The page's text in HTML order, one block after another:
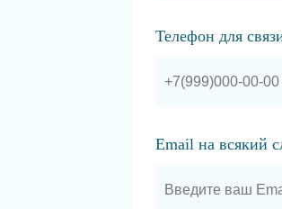
Телефон для
Email на всякий